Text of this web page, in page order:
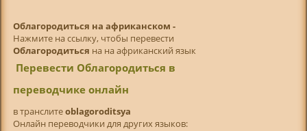
Облагородиться на африканском -
Нажмите на ссылку, чтобы перевести
Облагородиться на на африканский язык
Перевести Облагородиться в
переводчике онлайн
в транслитeoblagoroditsya
Онлайн переводчики для других языков: